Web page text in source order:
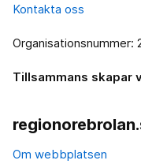
Kontakta oss
Organisationsnummer:
Tillsammans
Om webbplatsen